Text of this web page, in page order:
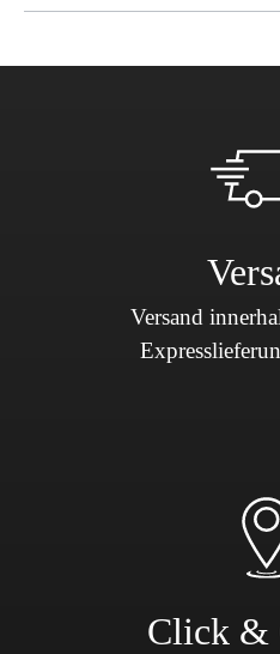
Versand
Click &